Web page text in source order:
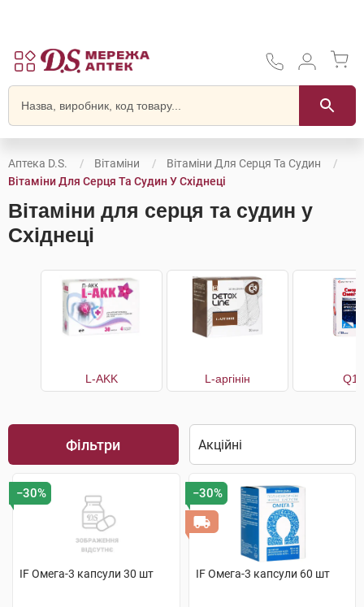
Аптека D.S. Вітаміни
Вітаміни Для Серця Та Судин
Вітаміни Для Серця Та Судин У Східнеці
Вітаміни для серця та судин у
Східнеці
L-AKK L-аргінін Q10
Фільтри
−30%
IF Омега-3 капсули 30 шт
−30%
IF Омега-3 капсули 60 шт